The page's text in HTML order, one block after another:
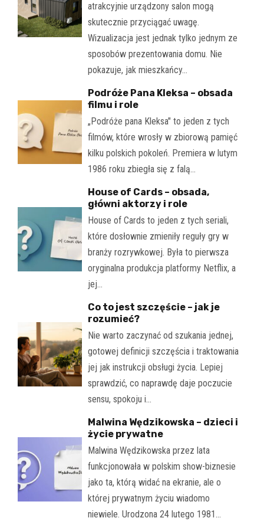
atrakcyjnie urządzony salon mogą
skutecznie przyciągać uwagę.
Wizualizacja jest jednak tylko jednym ze
sposobów prezentowania domu. Nie
pokazuje, jak mieszkańcy…
Podróże Pana Kleksa – obsada
filmu i role
„Podróże pana Kleksa" to jeden z tych
filmów, które wrosły w zbiorową pamięć
kilku polskich pokoleń. Premiera w lutym
1986 roku zbiegła się z falą…
House of Cards – obsada,
główni aktorzy i role
House of Cards to jeden z tych seriali,
które dosłownie zmieniły reguły gry w
branży rozrywkowej. Była to pierwsza
oryginalna produkcja platformy Netflix, a
jej…
Co to jest szczęście – jak je
rozumieć?
Nie warto zaczynać od szukania jednej,
gotowej definicji szczęścia i traktowania
jej jak instrukcji obsługi życia. Lepiej
sprawdzić, co naprawdę daje poczucie
sensu, spokoju i…
Malwina Wędzikowska – dzieci i
życie prywatne
Malwina Wędzikowska przez lata
funkcjonowała w polskim show-biznesie
jako ta, którą widać na ekranie, ale o
której prywatnym życiu wiadomo
niewiele. Urodzona 24 lutego 1981…